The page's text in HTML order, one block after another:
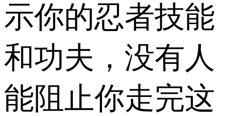
示你的忍者技能
和功夫，没有人
能阻止你走完这